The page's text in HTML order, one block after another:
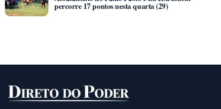
percorre 17 pontos nesta quarta (29)